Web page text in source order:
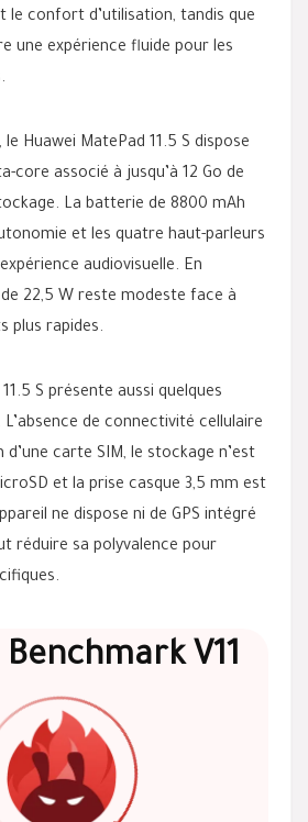
confort d’utilisation, tandis que
une expérience fluide pour les
Huawei MatePad 11.5 S dispose
core associé à jusqu’à 12 Go de
La batterie de 8800 mAh
et les quatre haut-parleurs
audiovisuelle. En
22,5 W reste modeste face à
plus rapides.
S présente aussi quelques
de connectivité cellulaire
d’une carte SIM, le stockage n’est
et la prise casque 3,5 mm est
ne dispose ni de GPS intégré
réduire sa polyvalence pour
V11